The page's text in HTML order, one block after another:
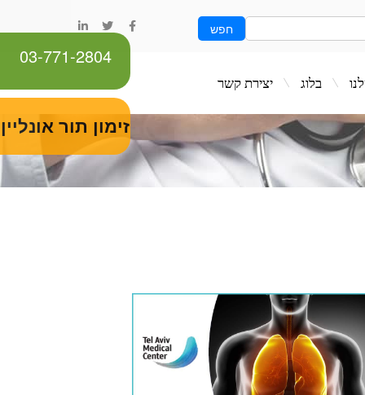
חפש
זימון תור אונליין
03-771-2804